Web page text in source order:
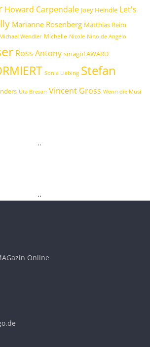
Howard Carpendale Joey Heindle Let's
Marianne Rosenberg Matthias Reim
Michael Wendler Michelle Nicole Nino de Angelo
Ross Antony smago! AWARD
Sonia Liebing Stefan
Uta Bresan Vincent Gross Wenn die Musi
..
..
Online